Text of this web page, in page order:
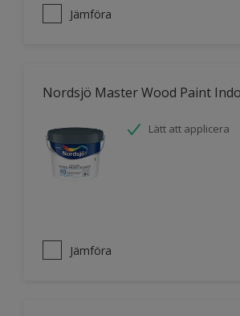
Jämföra
Nordsjö Master Wood Paint
Lätt att applicera
Jämföra